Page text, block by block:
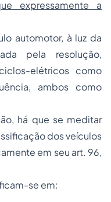
expressamente a
automotor, à luz da
pela resolução,
elétricos como
ambos como
há que se meditar
dos veículos
em seu art. 96,
se em: